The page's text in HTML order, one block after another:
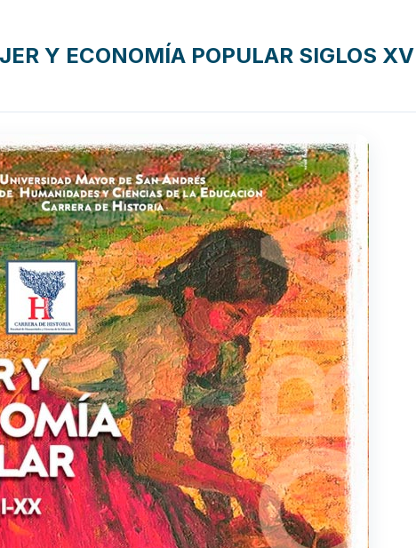
Y ECONOMÍA POPULAR SIGLOS